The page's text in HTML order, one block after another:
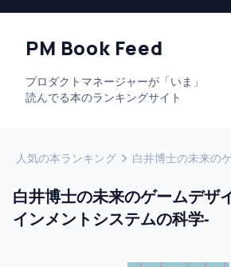
PM Book Feed
プロダクトマネージャーが「いま」
読んでる本のランキングサイト
人気の本ランキング
白井博士の未来のゲームデザ
インメントシステムの科学-